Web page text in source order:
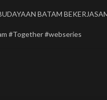
BATAM
#Together #webseries